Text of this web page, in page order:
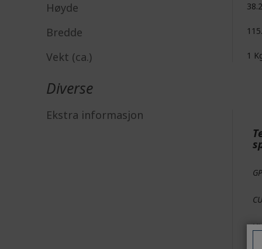
Høyde
Bredde
Vekt (ca.) 1
Diverse
Ekstra informasjon